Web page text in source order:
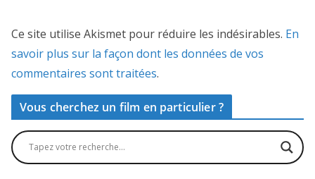
Ce site utilise Akismet pour réduire les indésirables. En
savoir plus sur la façon dont les données de vos
commentaires sont traitées.
Vous cherchez un film en particulier ?